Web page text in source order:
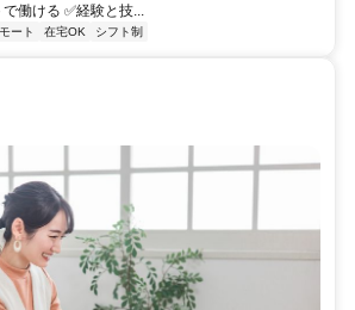
働ける ✅経験と技...
ート 在宅OK シフト制